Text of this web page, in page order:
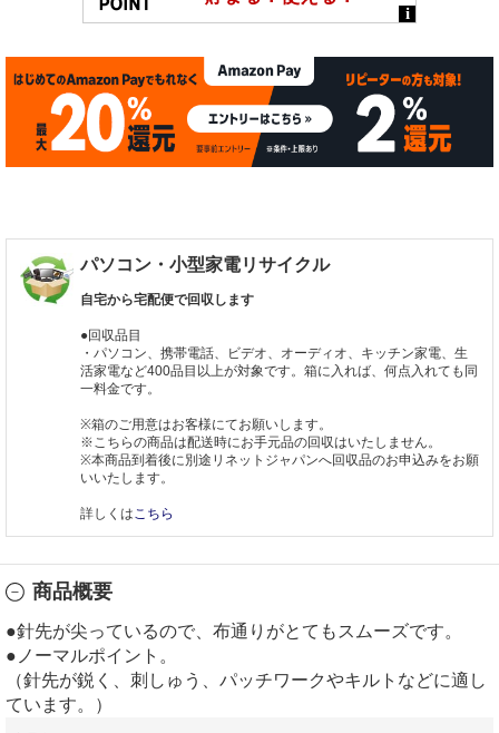
パソコン・小型家電リサイクル
自宅から宅配便で回収します
●回収品目
・パソコン、携帯電話、ビデオ、オーディオ、キッチン家電、生
活家電など400品目以上が対象です。箱に入れば、何点入れても同
一料金です。
※箱のご用意はお客様にてお願いします。
※こちらの商品は配送時にお手元品の回収はいたしません。
※本商品到着後に別途リネットジャパンへ回収品のお申込みをお願
いいたします。
詳しくは こちら
商品概要
●針先が尖っているので、布通りがとてもスムーズです。
●ノーマルポイント。
（針先が鋭く、刺しゅう、パッチワークやキルトなどに適し
ています。）